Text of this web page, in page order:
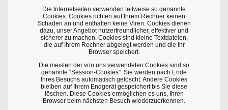
Die Internetseiten verwenden teilweise so genannte
Cookies. Cookies richten auf Ihrem Rechner keinen
Schaden an und enthalten keine Viren. Cookies dienen
dazu, unser Angebot nutzerfreundlicher, effektiver und
sicherer zu machen. Cookies sind kleine Textdateien,
die auf Ihrem Rechner abgelegt werden und die Ihr
Browser speichert.
Die meisten der von uns verwendeten Cookies sind so
genannte “Session-Cookies”. Sie werden nach Ende
Ihres Besuchs automatisch gelöscht. Andere Cookies
bleiben auf Ihrem Endgerät gespeichert bis Sie diese
löschen. Diese Cookies ermöglichen es uns, Ihren
Browser beim nächsten Besuch wiederzuerkennen.